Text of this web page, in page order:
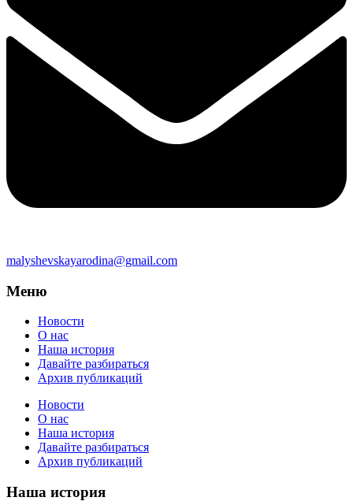
malyshevskayarodina@gmail.com
Меню
Новости
О нас
Наша история
Давайте разбираться
Архив публикаций
Новости
О нас
Наша история
Давайте разбираться
Архив публикаций
Наша история